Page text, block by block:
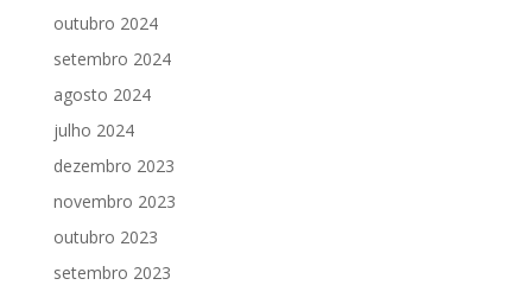
outubro 2024
setembro 2024
agosto 2024
julho 2024
dezembro 2023
novembro 2023
outubro 2023
setembro 2023